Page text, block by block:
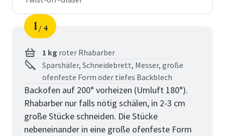
Schritt
1
von
4
1 kg roter Rhabarber
Sparshäler, Schneidebrett, Messer, große
ofenfeste Form oder tiefes Backblech
Backofen auf 200° vorheizen (Umluft 180°).
Rhabarber nur falls nötig schälen, in 2-3 cm
große Stücke schneiden. Die Stücke
nebeneinander in eine große ofenfeste Form